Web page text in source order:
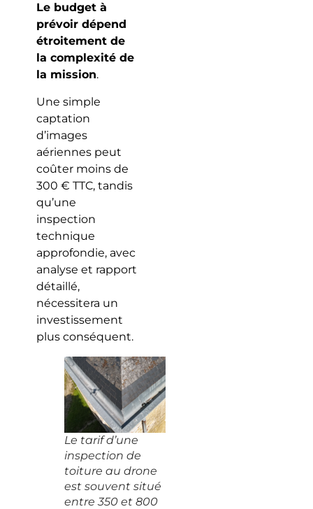
Le budget à
prévoir dépend
étroitement de
la complexité de
la mission.
Une simple
captation
d’images
aériennes peut
coûter moins de
300 € TTC, tandis
qu’une
inspection
technique
approfondie, avec
analyse et rapport
détaillé,
nécessitera un
investissement
plus conséquent.
Le tarif d’une
inspection de
toiture au drone
est souvent situé
entre 350 et 800